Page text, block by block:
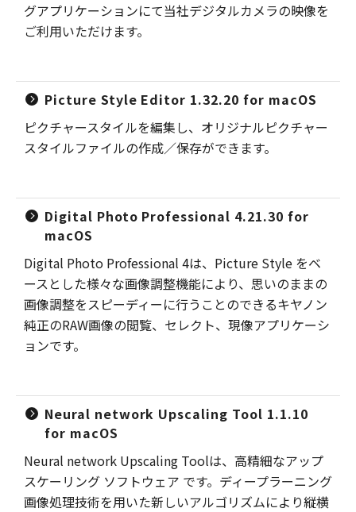
グアプリケーションにて当社デジタルカメラの映像を
ご利用いただけます。
Picture Style Editor 1.32.20 for macOS
ピクチャースタイルを編集し、オリジナルピクチャー
スタイルファイルの作成／保存ができます。
Digital Photo Professional 4.21.30 for
macOS
Digital Photo Professional 4は、Picture Style をベ
ースとした様々な画像調整機能により、思いのままの
画像調整をスピーディーに行うことのできるキヤノン
純正のRAW画像の閲覧、セレクト、現像アプリケーシ
ョンです。
Neural network Upscaling Tool 1.1.10
for macOS
Neural network Upscaling Toolは、高精細なアップ
スケーリング ソフトウェア です。ディープラーニング
画像処理技術を用いた新しいアルゴリズムにより縦横